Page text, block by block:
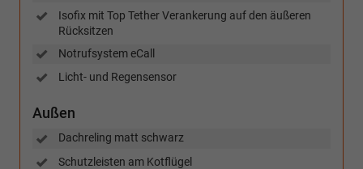
Isofix mit Top Tether Verankerung auf den äußeren
Rücksitzen
Notrufsystem eCall
Licht- und Regensensor
Außen
Dachreling matt schwarz
Schutzleisten am Kotflügel